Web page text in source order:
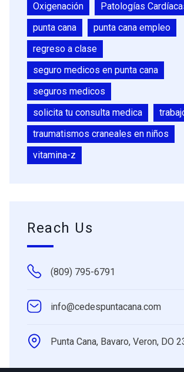
Oxigenación
Patologías
punta cana
punta cana empleo
regreso a clase
seguro medicos en punta cana
seguros medicos
solicita tu consulta medica
traumatismos craneales en niños
vitamina-z
Reach Us
(809) 795-6791
info@cedespuntacana.com
Punta Cana, Bavaro, Veron, DO